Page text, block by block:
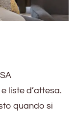
liste d’attesa.
quando si